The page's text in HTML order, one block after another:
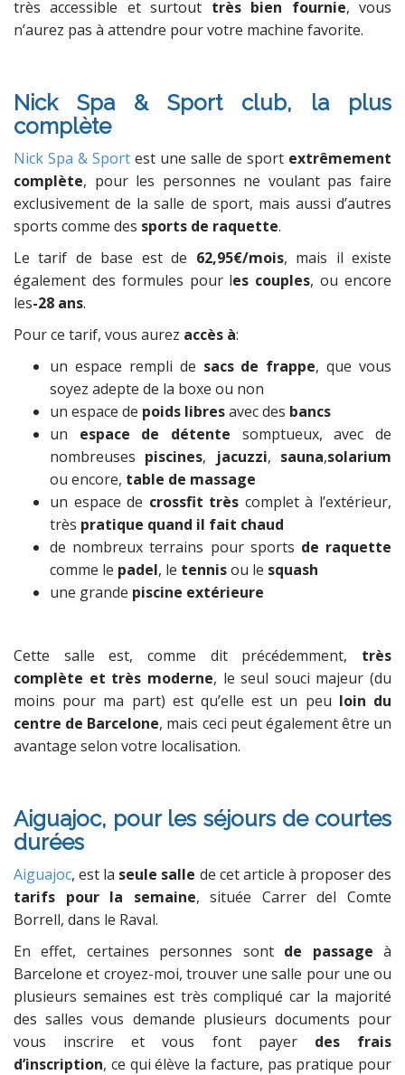
très accessible et surtout très bien fournie, vous
n’aurez pas à attendre pour votre machine favorite.
Nick Spa & Sport club, la plus
complète
Nick Spa & Sport est une salle de sport extrêmement
complète, pour les personnes ne voulant pas faire
exclusivement de la salle de sport, mais aussi d’autres
sports comme des sports de raquette.
Le tarif de base est de 62,95€/mois, mais il existe
également des formules pour les couples, ou encore
les-28 ans.
Pour ce tarif, vous aurez accès à:
un espace rempli de sacs de frappe, que vous
soyez adepte de la boxe ou non
un espace de poids libresavec des bancs
un espace de détente somptueux, avec de
nombreuses piscines, jacuzzi, sauna,solarium
ou encore, table de massage
un espace de crossfit très complet à l’extérieur,
très pratique quand il fait chaud
de nombreux terrains pour sports de raquette
comme le padel, le tennisou le squash
une grande piscine extérieure
Cette salle est, comme dit précédemment, très
complète et très moderne, le seul souci majeur (du
moins pour ma part) est qu’elle est un peu loin du
centre de Barcelone, mais ceci peut également être un
avantage selon votre localisation.
Aiguajoc, pour les séjours de courtes
durées
Aiguajoc, est la seule salle de cet article à proposer des
tarifs pour la semaine, située Carrer del Comte
Borrell, dans le Raval.
En effet, certaines personnes sont de passageà
Barcelone et croyez-moi, trouver une salle pour une ou
plusieurs semaines est très compliqué car la majorité
des salles vous demande plusieurs documents pour
vous inscrire et vous font payer des frais
d’inscription, ce qui élève la facture, pas pratique pour